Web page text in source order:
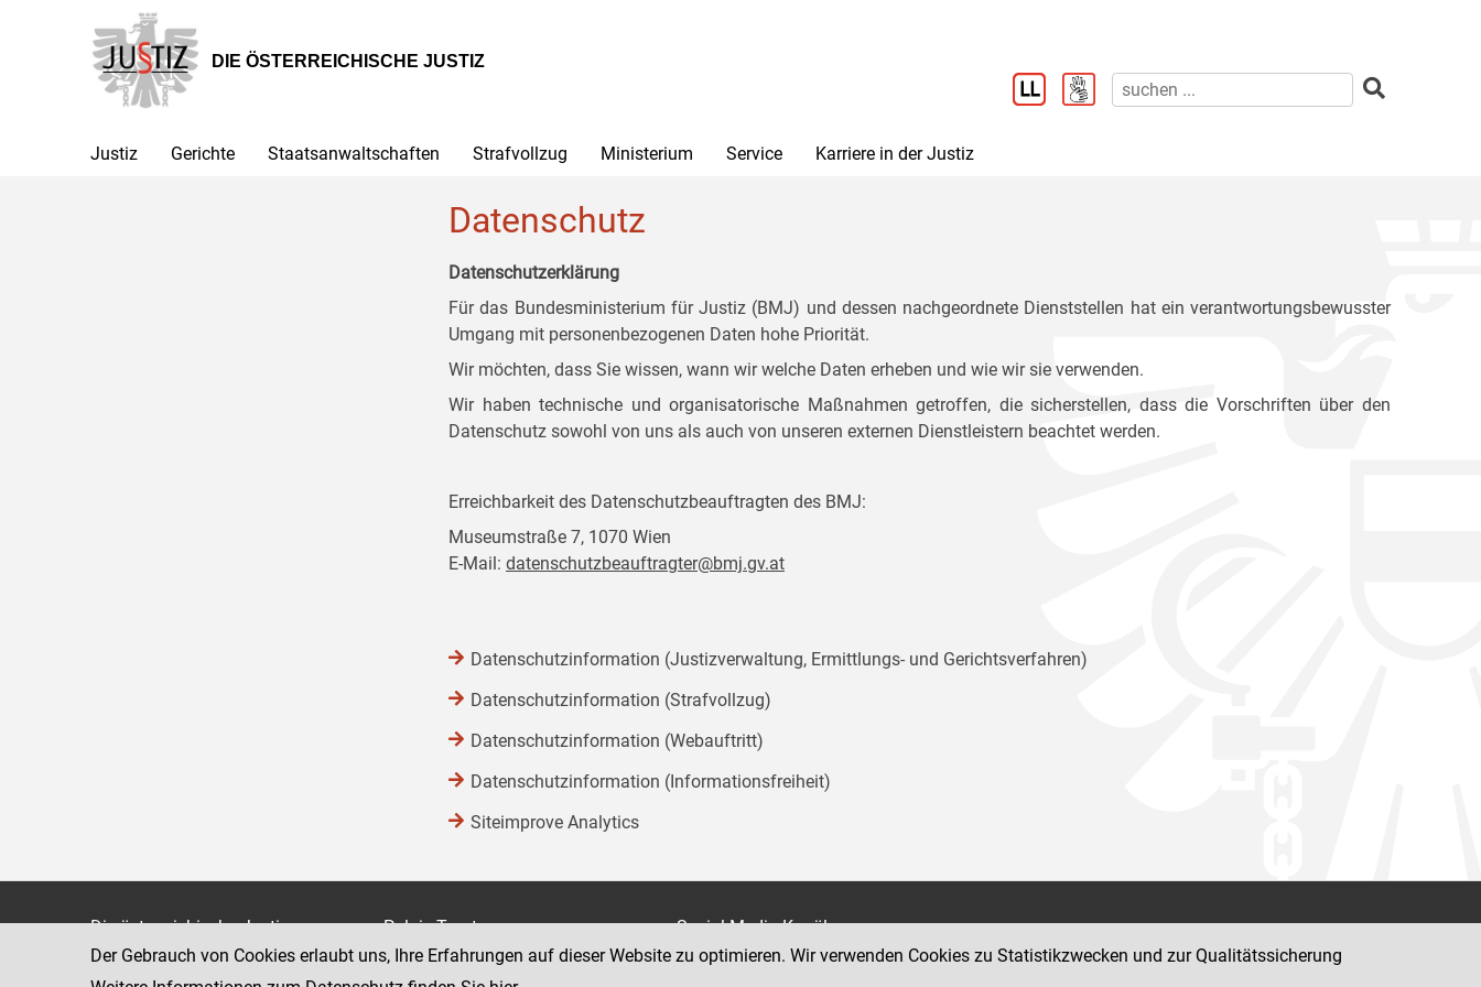
Hauptnavigation
[1]
Inhalt
[2]
Untermenü
[3]
DIE ÖSTERREICHISCHE JUSTIZ
Justiz Gerichte Staatsanwaltschaften Strafvollzug Ministerium Service Karriere in der Justiz
Datenschutz
Datenschutzerklärung
Für das Bundesministerium für Justiz (BMJ) und dessen nachgeordnete Dienststellen hat ein verantwortungsbewusster
Umgang mit personenbezogenen Daten hohe Priorität.
Wir möchten, dass Sie wissen, wann wir welche Daten erheben und wie wir sie verwenden.
Wir haben technische und organisatorische Maßnahmen getroffen, die sicherstellen, dass die Vorschriften über den
Datenschutz sowohl von uns als auch von unseren externen Dienstleistern beachtet werden.
Erreichbarkeit des Datenschutzbeauftragten des BMJ:
Museumstraße 7, 1070 Wien
E-Mail: datenschutzbeauftragter@bmj.gv.at
Datenschutzinformation (Justizverwaltung, Ermittlungs- und Gerichtsverfahren)
Datenschutzinformation (Strafvollzug)
Datenschutzinformation (Webauftritt)
Datenschutzinformation (Informationsfreiheit)
Siteimprove Analytics
Die österreichische Justiz
Bundesministerium für Justiz
Palais Trautson
Museumstraße 7
1070 Wien
Social Media Kanäle
der Justiz und des BMJ
Der Gebrauch von Cookies erlaubt uns, Ihre Erfahrungen auf dieser Website zu optimieren. Wir verwenden Cookies zu Statistikzwecken und zur Qualitätssicherung